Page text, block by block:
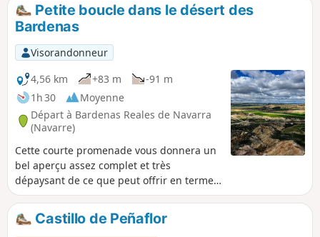
Petite boucle dans le désert des
Bardenas
Visorandonneur
4,56 km
+83 m
-91 m
1h 30
Moyenne
Départ à Bardenas Reales de Navarra
(Navarre)
Cette courte promenade vous donnera un
bel aperçu assez complet et très
dépaysant de ce que peut offrir en termes
de difficultés et de paysages, le désert des
Bardenas, et à coup sûr un souvenir
inoubliable.
Castillo de Peñaflor